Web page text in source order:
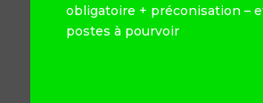
obligatoire + préconisation –
postes à pourvoir